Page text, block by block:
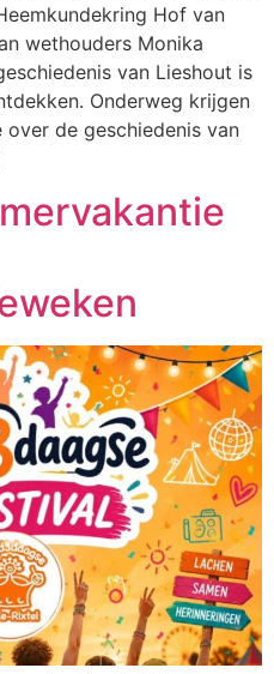
Hof van
wethouders Monika
van Lieshout is
Onderweg krijgen
de geschiedenis van